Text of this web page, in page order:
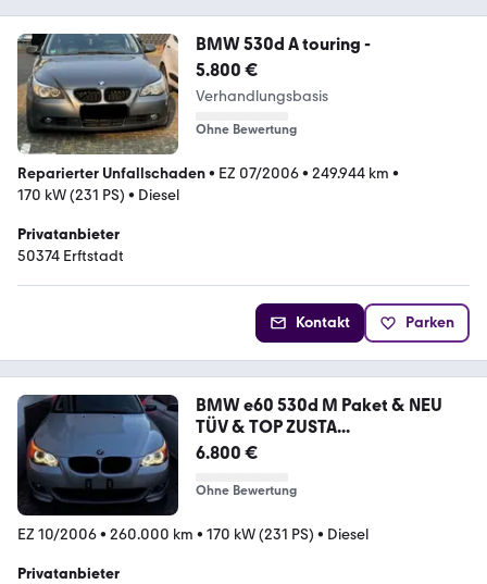
BMW 530d A touring -
5.800 €
Verhandlungsbasis
Ohne Bewertung
Reparierter Unfallschaden• EZ 07/2006• 249.944 km •
170 kW (231 PS) • Diesel
Privatanbieter
50374 Erftstadt
Kontakt Parken
BMW e60 530d M Paket & NEU
TÜV & TOP ZUSTA...
6.800 €
Ohne Bewertung
EZ 10/2006• 260.000 km • 170 kW (231 PS) • Diesel
Privatanbieter